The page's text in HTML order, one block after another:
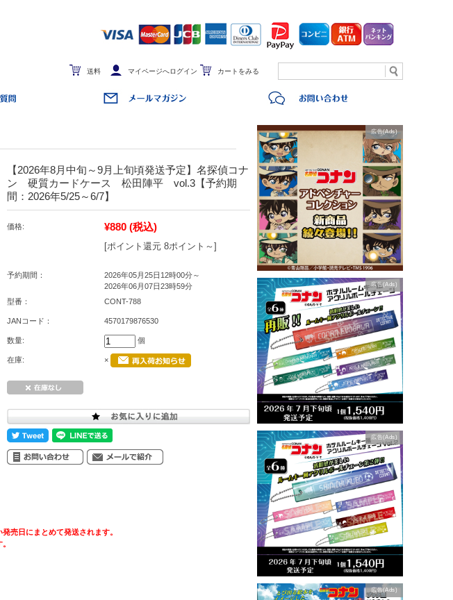
送料 マイページへログイン カートをみる
広告(Ads)
広告(Ads)
広告(Ads)
広告(Ads)
【2026年8月中旬～9月上旬頃発送予定】名探偵コナ
ン 硬質カードケース 松田陣平 vol.3【予約期
間：2026年5/25～6/7】
価格: ¥880 (税込)
[ポイント還元 8ポイント～]
予約期間：
2026年05月25日12時00分～
2026年06月07日23時59分
型番：
CONT-788
JANコード： 4570179876530
数量: 個
在庫: ×
売日にまとめて発送されます。